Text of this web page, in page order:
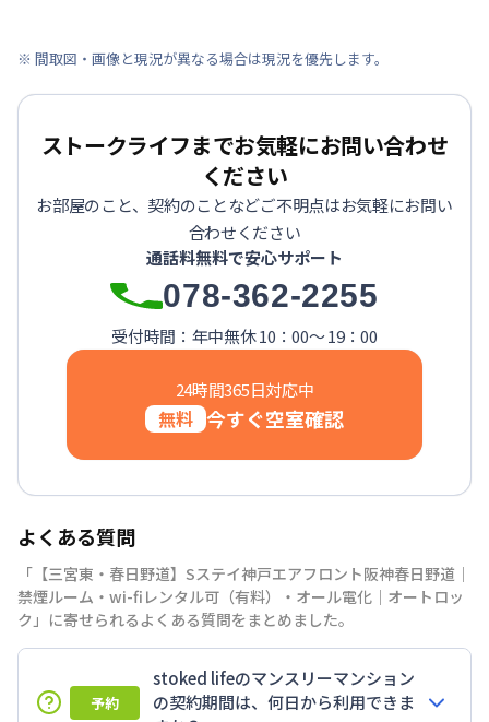
※ 間取図・画像と現況が異なる場合は現況を優先します。
ストークライフまでお気軽にお問い合わせ
ください
お部屋のこと、契約のことなどご不明点はお気軽にお問い
合わせください
通話料無料で安心サポート
078-362-2255
受付時間：年中無休 10：00～ 19：00
24時間365日対応中
無料 今すぐ空室確認
よくある質問
「【三宮東・春日野道】Sステイ神戸エアフロント阪神春日野道｜
禁煙ルーム・wi-fiレンタル可（有料）・オール電化｜オートロッ
ク」に寄せられるよくある質問をまとめました。
予約
stoked lifeのマンスリーマンション
の契約期間は、何日から利用できま